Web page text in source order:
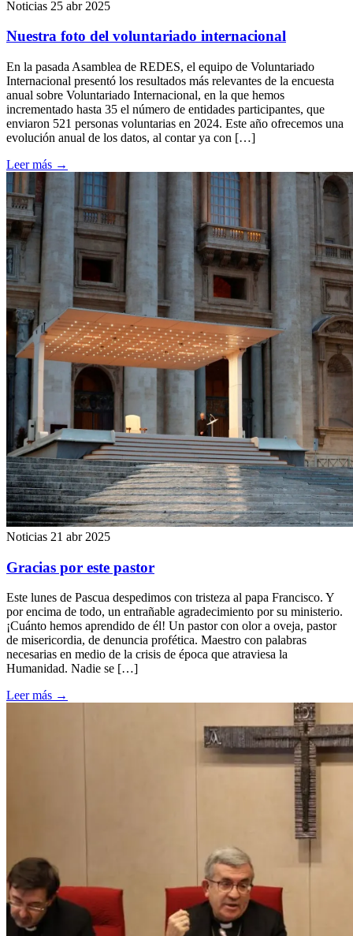
Noticias 25 abr 2025
Nuestra foto del voluntariado internacional
En la pasada Asamblea de REDES, el equipo de Voluntariado
Internacional presentó los resultados más relevantes de la encuesta
anual sobre Voluntariado Internacional, en la que hemos
incrementado hasta 35 el número de entidades participantes, que
enviaron 521 personas voluntarias en 2024. Este año ofrecemos una
evolución anual de los datos, al contar ya con […]
Leer más →
Noticias 21 abr 2025
Gracias por este pastor
Este lunes de Pascua despedimos con tristeza al papa Francisco. Y
por encima de todo, un entrañable agradecimiento por su ministerio.
¡Cuánto hemos aprendido de él! Un pastor con olor a oveja, pastor
de misericordia, de denuncia profética. Maestro con palabras
necesarias en medio de la crisis de época que atraviesa la
Humanidad. Nadie se […]
Leer más →